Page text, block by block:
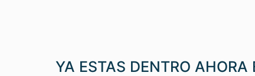
YA ESTAS DENTRO